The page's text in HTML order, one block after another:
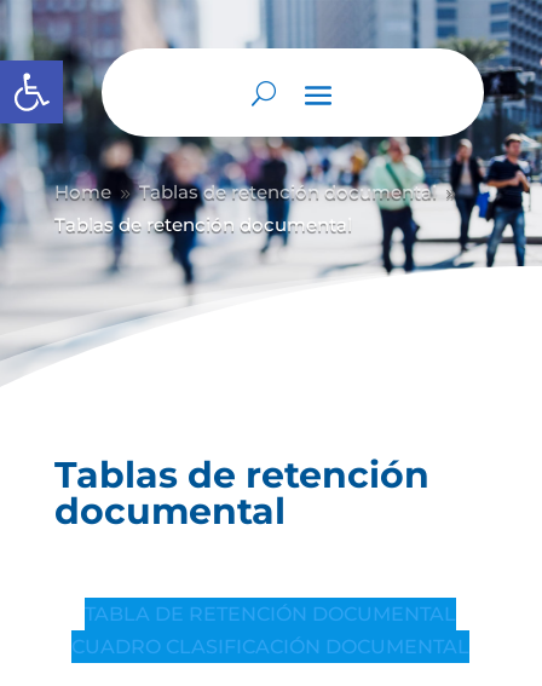
Abrir barra de herramientas
Home 9 Tablas de retención documental 9
Tablas de retención documental
Tablas de retención
documental
TABLA DE RETENCIÓN DOCUMENTAL
CUADRO CLASIFICACIÓN DOCUMENTAL